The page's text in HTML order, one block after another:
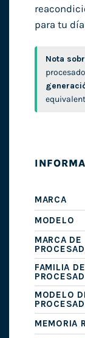
para tu
Nota
MARCA
MODELO
MARCA DE
FAMILIA DE
MODELO
MEMORIA